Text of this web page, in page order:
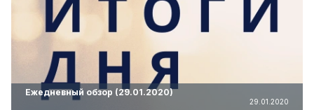
Ежедневный обзор (29.01.2020)
29.01.2020